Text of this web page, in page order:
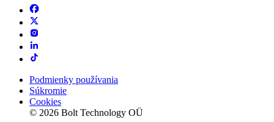
Podmienky používania
Súkromie
Cookies
© 2026 Bolt Technology OÜ